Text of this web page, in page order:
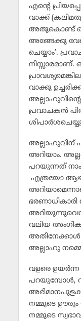
എന്റെ
വാക്ക്
അതുകൊണ്ട്
അങ്ങേക്കു
ചെയ്യാം’.
നിസ്സാരമാണ്.
വാക്കു
പ്രവാചകന്‍
അല്ലാഹുവിന്
അറിയാം.
പറയുന്നത്
എത്രയോ
ഭരണാധികാരി
വലിയ
അല്ലാഹു
വളരെ
പറയുമ്പോള്‍,
നമ്മുടെ
നമ്മുടെ